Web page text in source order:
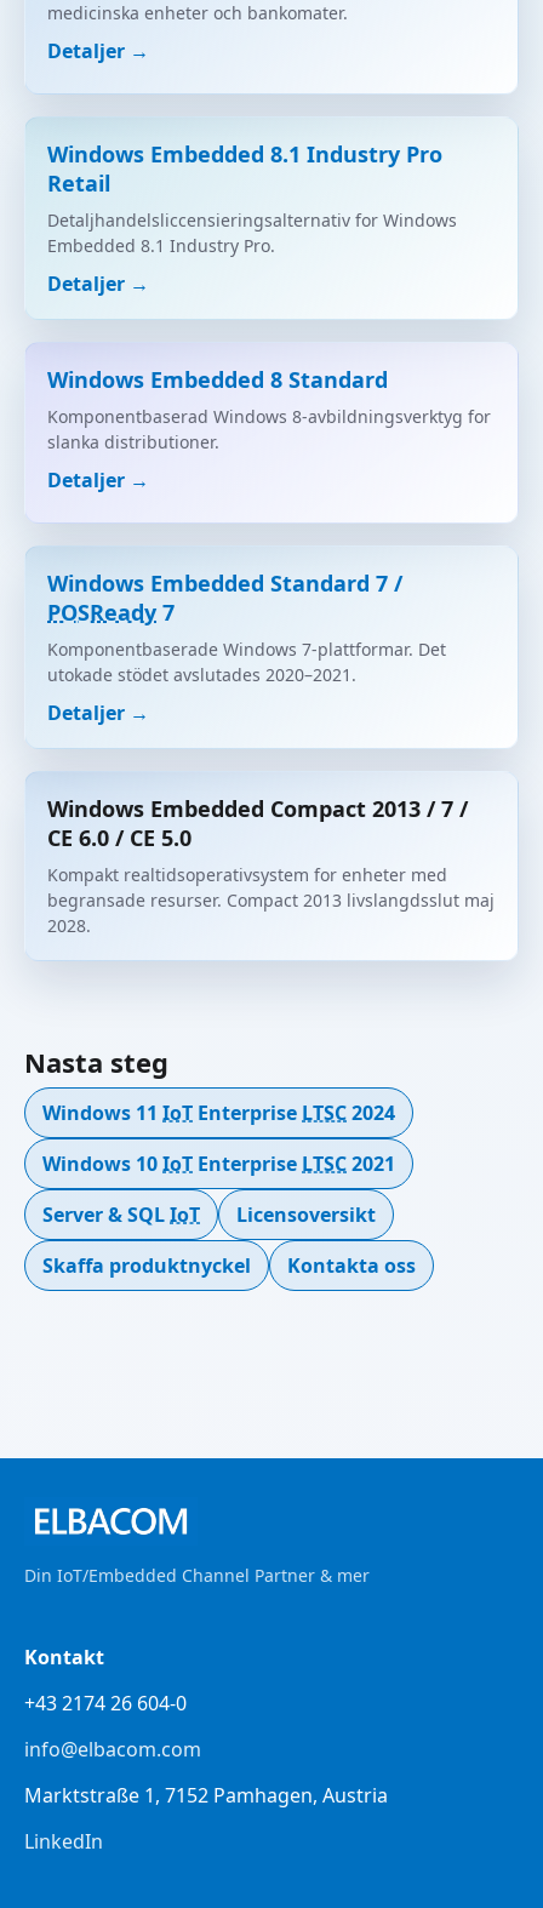
medicinska enheter och bankomater.
Detaljer →
Windows Embedded 8.1 Industry Pro
Retail
Detaljhandelsliccensieringsalternativ for Windows
Embedded 8.1 Industry Pro.
Detaljer →
Windows Embedded 8 Standard
Komponentbaserad Windows 8-avbildningsverktyg for
slanka distributioner.
Detaljer →
Windows Embedded Standard 7 /
POSReady 7
Komponentbaserade Windows 7-plattformar. Det
utokade stödet avslutades 2020–2021.
Detaljer →
Windows Embedded Compact 2013 / 7 /
CE 6.0 / CE 5.0
Kompakt realtidsoperativsystem for enheter med
begransade resurser. Compact 2013 livslangdsslut maj
2028.
Nasta steg
Windows 11 IoT Enterprise LTSC2024
Windows 10IoT Enterprise LTSC2021
Server & SQLIoT
Licensoversikt
Skaffa produktnyckel
Kontakta oss
Din IoT/Embedded Channel Partner & mer
Kontakt
+43 2174 26 604-0
info@elbacom.com
Marktstraße 1, 7152 Pamhagen, Austria
LinkedIn